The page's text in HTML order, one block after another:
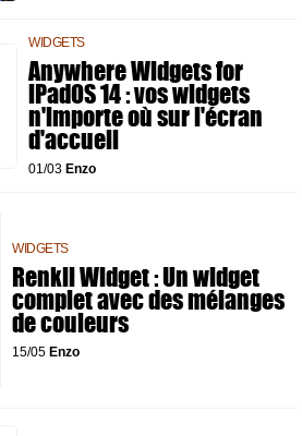
WIDGETS
Anywhere Widgets for
iPadOS 14 : vos widgets
n'importe où sur l'écran
d'accueil
01/03 Enzo
WIDGETS
Renkli Widget : Un widget
complet avec des mélanges
de couleurs
15/05 Enzo